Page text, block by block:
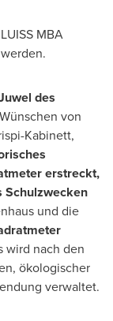
MBA
des
von
Kabinett,
erstreckt,
Schulzwecken
und die
wird nach den
ökologischer
verwaltet.